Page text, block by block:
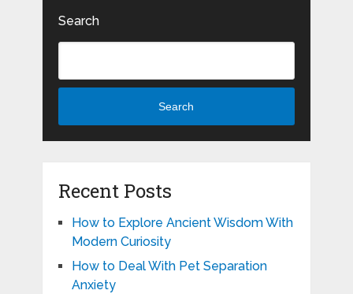
Search
Search
Recent Posts
How to Explore Ancient Wisdom With
Modern Curiosity
How to Deal With Pet Separation
Anxiety